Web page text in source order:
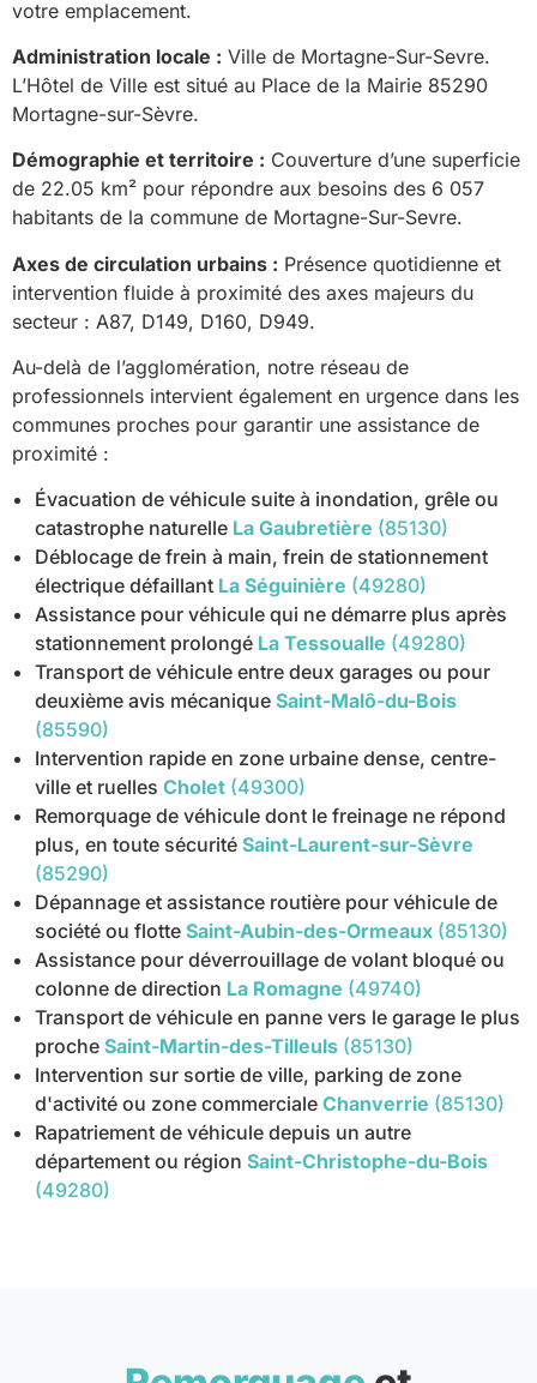
votre emplacement.
Administration locale : Ville de Mortagne-Sur-Sevre.
L’Hôtel de Ville est situé au Place de la Mairie 85290
Mortagne-sur-Sèvre.
Démographie et territoire : Couverture d’une superficie
de 22.05 km² pour répondre aux besoins des 6 057
habitants de la commune de Mortagne-Sur-Sevre.
Axes de circulation urbains : Présence quotidienne et
intervention fluide à proximité des axes majeurs du
secteur : A87, D149, D160, D949.
Au-delà de l’agglomération, notre réseau de
professionnels intervient également en urgence dans les
communes proches pour garantir une assistance de
proximité :
Évacuation de véhicule suite à inondation, grêle ou
catastrophe naturelle La Gaubretière (85130)
Déblocage de frein à main, frein de stationnement
électrique défaillant La Séguinière (49280)
Assistance pour véhicule qui ne démarre plus après
stationnement prolongé La Tessoualle (49280)
Transport de véhicule entre deux garages ou pour
deuxième avis mécanique Saint-Malô-du-Bois
(85590)
Intervention rapide en zone urbaine dense, centre-
ville et ruelles Cholet (49300)
Remorquage de véhicule dont le freinage ne répond
plus, en toute sécurité Saint-Laurent-sur-Sèvre
(85290)
Dépannage et assistance routière pour véhicule de
société ou flotte Saint-Aubin-des-Ormeaux (85130)
Assistance pour déverrouillage de volant bloqué ou
colonne de direction La Romagne (49740)
Transport de véhicule en panne vers le garage le plus
proche Saint-Martin-des-Tilleuls (85130)
Intervention sur sortie de ville, parking de zone
d'activité ou zone commerciale Chanverrie (85130)
Rapatriement de véhicule depuis un autre
département ou région Saint-Christophe-du-Bois
(49280)